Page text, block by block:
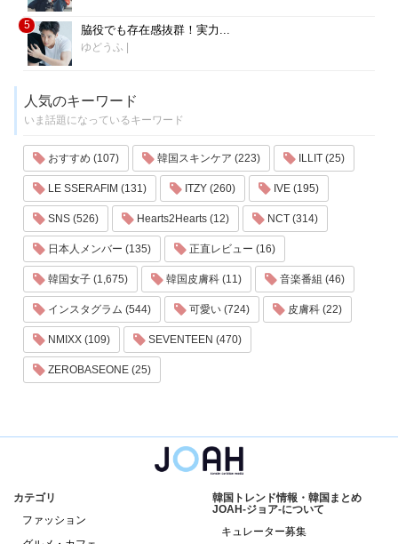
5 脇役でも存在感抜群！実力...
ゆどうふ |
人気のキーワード
いま話題になっているキーワード
おすすめ (107) 韓国スキンケア (223) ILLIT (25)
LE SSERAFIM (131) ITZY (260) IVE (195)
SNS (526) Hearts2Hearts (12) NCT (314)
日本人メンバー (135) 正直レビュー (16)
韓国女子 (1,675) 韓国皮膚科 (11) 音楽番組 (46)
インスタグラム (544) 可愛い (724) 皮膚科 (22)
NMIXX (109) SEVENTEEN (470)
ZEROBASEONE (25)
カテゴリ
ファッション
韓国トレンド情報・韓国まとめ
JOAH-ジョア-について
キュレーター募集